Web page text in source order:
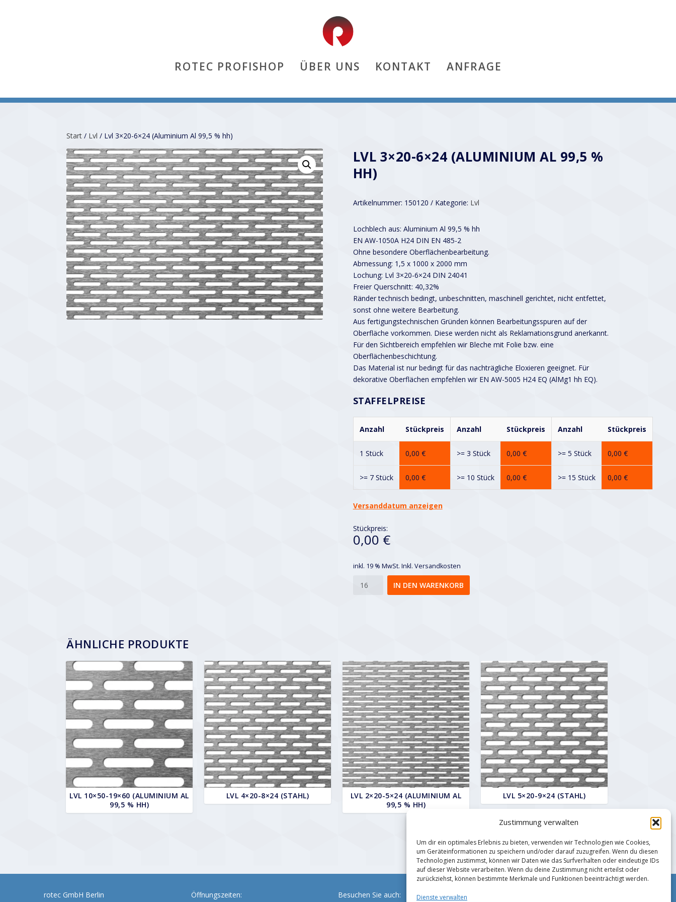
Zustimmung verwalten
Um dir ein optimales Erlebnis zu bieten, verwenden wir Technologien wie Cookies,
um Geräteinformationen zu speichern und/oder darauf zuzugreifen. Wenn du diesen
Technologien zustimmst, können wir Daten wie das Surfverhalten oder eindeutige IDs
auf dieser Website verarbeiten. Wenn du deine Zustimmung nicht erteilst oder
zurückziehst, können bestimmte Merkmale und Funktionen beeinträchtigt werden.
Dienste verwalten
ROTEC PROFISHOP ÜBER UNS KONTAKT ANFRAGE
Start / Lvl / Lvl 3×20-6×24 (Aluminium Al 99,5 % hh)
LVL 3×20-6×24 (ALUMINIUM AL 99,5 %
HH)
Artikelnummer: 150120 Kategorie: Lvl
Lochblech aus: Aluminium Al 99,5 % hh
EN AW-1050A H24 DIN EN 485-2
Ohne besondere Oberflächenbearbeitung.
Abmessung: 1,5 x 1000 x 2000 mm
Lochung: Lvl 3×20-6×24 DIN 24041
Freier Querschnitt: 40,32%
Ränder technisch bedingt, unbeschnitten, maschinell gerichtet, nicht entfettet,
sonst ohne weitere Bearbeitung.
Aus fertigungstechnischen Gründen können Bearbeitungsspuren auf der
Oberfläche vorkommen. Diese werden nicht als Reklamationsgrund anerkannt.
Für den Sichtbereich empfehlen wir Bleche mit Folie bzw. eine
Oberflächenbeschichtung.
Das Material ist nur bedingt für das nachträgliche Eloxieren geeignet. Für
dekorative Oberflächen empfehlen wir EN AW-5005 H24 EQ (AlMg1 hh EQ).
STAFFELPREISE
Anzahl Stückpreis Anzahl Stückpreis Anzahl Stückpreis
1 Stück 0,00 € >= 3 Stück 0,00 € >= 5 Stück 0,00 €
>= 7 Stück 0,00 € >= 10 Stück 0,00 € >= 15 Stück 0,00 €
Versanddatum anzeigen
Stückpreis:
0,00 €
inkl. 19 % MwSt. Inkl. Versandkosten
IN DEN WARENKORB
ÄHNLICHE PRODUKTE
LVL 10×50-19×60 (ALUMINIUM AL
99,5 % HH)
LVL 4×20-8×24 (STAHL)
LVL 2×20-5×24 (ALUMINIUM AL
99,5 % HH)
LVL 5×20-9×24 (STAHL)
rotec GmbH Berlin
Öffnungszeiten: Besuchen Sie auch: